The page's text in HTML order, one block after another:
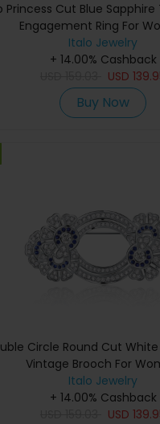
Princess Cut Blue
Engagement Ring For
Italo Jewelry
+ 14.00% Cashback
USD
Buy Now
Circle Round Cut
Vintage Brooch For
Italo Jewelry
+ 14.00% Cashback
USD